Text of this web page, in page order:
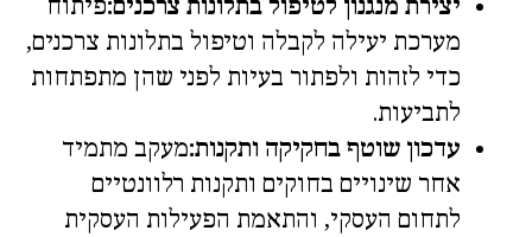
יצירת מנגנון לטיפול בתלונות צרכנים:פיתוח
מערכת יעילה לקבלה וטיפול בתלונות צרכנים,
כדי לזהות ולפתור בעיות לפני שהן מתפתחות
לתביעות.
עדכון שוטף בחקיקה ותקנות:מעקב מתמיד
אחר שינויים בחוקים ותקנות רלוונטיים
לתחום העסקי, והתאמת הפעילות העסקית